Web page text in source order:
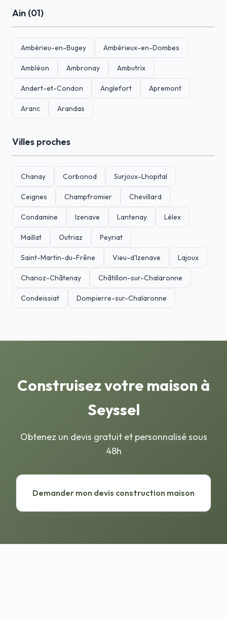
Ain (01)
Ambérieu-en-Bugey Ambérieux-en-Dombes
Ambléon Ambronay Ambutrix
Andert-et-Condon Anglefort Apremont
Aranc Arandas
Villes proches
Chanay Corbonod Surjoux-Lhopital
Ceignes Champfromier Chevillard
Condamine Izenave Lantenay Lélex
Maillat Outriaz Peyriat
Saint-Martin-du-Frêne Vieu-d'Izenave Lajoux
Chanoz-Châtenay Châtillon-sur-Chalaronne
Condeissiat Dompierre-sur-Chalaronne
Construisez votre maison à
Seyssel
Obtenez un devis gratuit et personnalisé sous
48h
Demander mon devis construction maison